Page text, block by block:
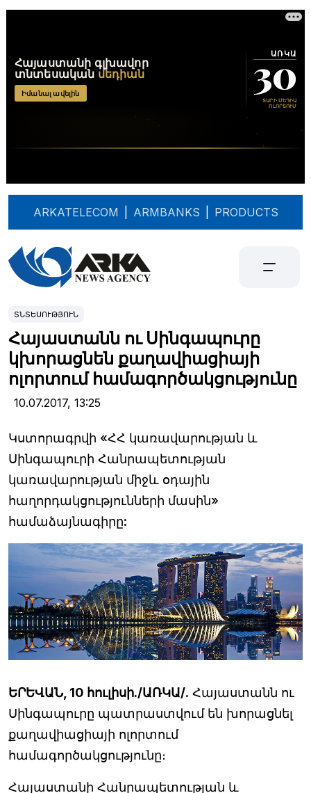
ARKATELECOM ARMBANKS PRODUCTS
ՏՆՏԵՍՈՒԹՅՈՒՆ
Հայաստանն ու Սինգապուրը
կխորացնեն քաղավիացիայի
ոլորտում համագործակցությունը
10.07.2017, 13:25
Կստորագրվի «ՀՀ կառավարության և
Սինգապուրի Հանրապետության
կառավարության միջև օդային
հաղորդակցությունների մասին»
համաձայնագիրը:
ԵՐԵՎԱՆ, 10 հուլիսի./ԱՌԿԱ/. Հայաստանն ու
Սինգապուրը պատրաստվում են խորացնել
քաղավիացիայի ոլորտում
համագործակցությունը։
Հայաստանի Հանրապետության և